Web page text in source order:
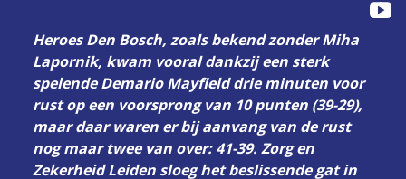
Heroes Den Bosch, zoals bekend zonder Miha
Lapornik, kwam vooral dankzij een sterk
spelende Demario Mayfield drie minuten voor
rust op een voorsprong van 10 punten (39-29),
maar daar waren er bij aanvang van de rust
nog maar twee van over: 41-39. Zorg en
Zekerheid Leiden sloeg het beslissende gat in